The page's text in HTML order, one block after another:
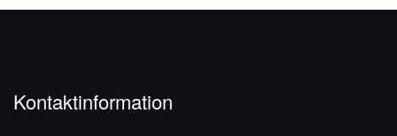
Kontaktinformation